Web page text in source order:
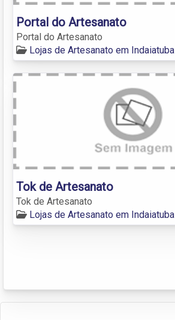
Portal do Artesanato
Portal do Artesanato
Lojas de Artesanato em Indaiatuba
Tok de Artesanato
Tok de Artesanato
Lojas de Artesanato em Indaiatuba